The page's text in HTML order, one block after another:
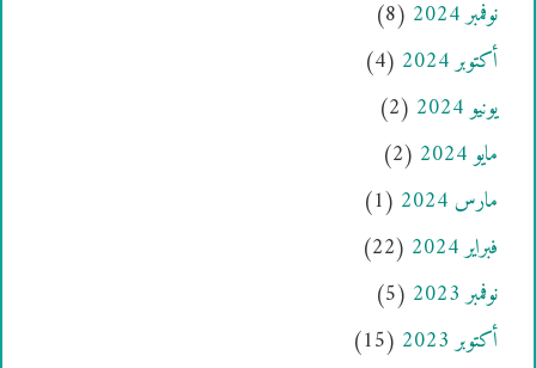
نوفمبر 2024
(8)
أكتوبر 2024
(4)
يونيو 2024
(2)
مايو 2024
(2)
مارس 2024
(1)
فبراير 2024
(22)
نوفمبر 2023
(5)
أكتوبر 2023
(15)